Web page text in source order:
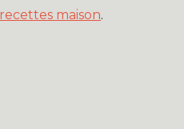
maison.